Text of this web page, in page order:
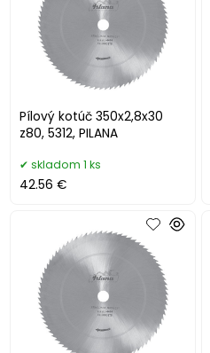
Pílový kotúč 350x2,8x30
z80, 5312, PILANA
skladom 1 ks
42.56 €